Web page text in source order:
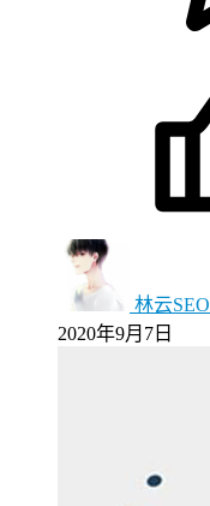
林云SEO
2020年9月7日